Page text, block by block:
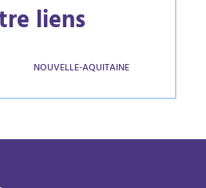
liens
NOUVELLE-AQUITAINE